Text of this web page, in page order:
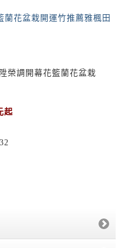
花盆栽開運竹推薦雅楓田
榮調開幕花籃蘭花盆栽
起